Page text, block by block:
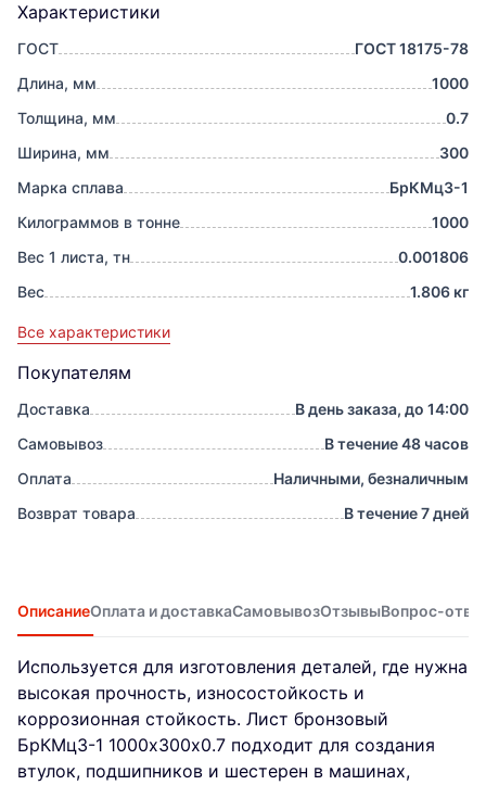
Характеристики
ГОСТ
ГОСТ 18175-78
Длина, мм
1000
Толщина, мм
0.7
Ширина, мм
300
Марка сплава
БрКМц3-1
Килограммов в тонне
1000
Вес 1 листа, тн
0.001806
Вес
1.806 кг
Все характеристики
Покупателям
Доставка
В день заказа, до 14:00
Самовывоз
В течение 48 часов
Оплата
Наличными, безналичным
Возврат товара
В течение 7 дней
ОписаниеОплата и доставкаСамовывозОтзывыВопрос-
Используется для изготовления деталей, где нужна
высокая прочность, износостойкость и
коррозионная стойкость. Лист бронзовый
БрКМц3-1 1000х300х0.7 подходит для создания
втулок, подшипников и шестерен в машинах,